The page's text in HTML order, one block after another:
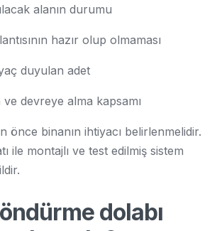
alanın durumu
hazır olup olmaması
duyulan adet
ve devreye alma kapsamı
önce binanın ihtiyacı belirlenmelidir.
ile montajlı ve test edilmiş sistem
dolabı